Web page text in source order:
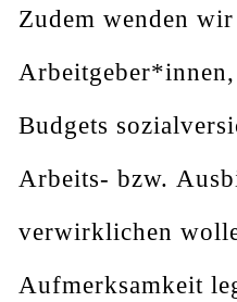
Zudem wenden wir
Budgets
Arbeits- bzw.
verwirklichen
Aufmerksamkeit